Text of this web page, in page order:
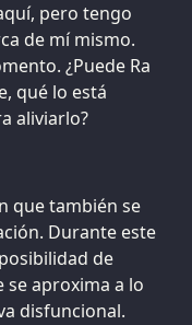
pero tengo
de mí mismo.
¿Puede Ra
qué lo está
aliviarlo?
que también se
Durante este
de
aproxima a lo
disfuncional.